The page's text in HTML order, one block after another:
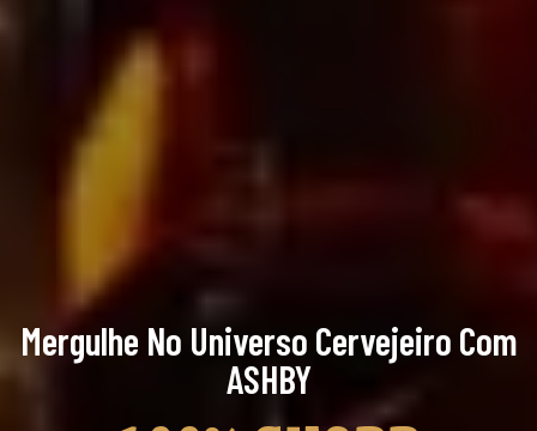
Mergulhe No Universo Cervejeiro Com
ASHBY